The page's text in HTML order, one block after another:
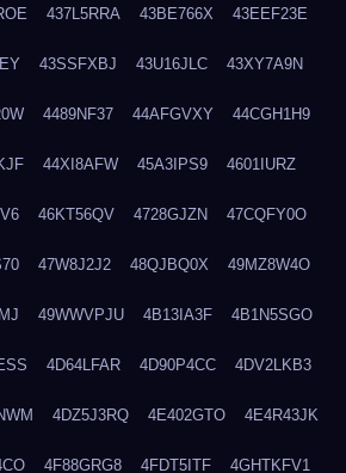
437L5RRA 43BE766X 43EEF23E
43SSFXBJ 43U16JLC 43XY7A9N
4489NF37 44AFGVXY 44CGH1H9
44XI8AFW 45A3IPS9 4601IURZ
46KT56QV 4728GJZN 47CQFY0O
47W8J2J2 48QJBQ0X 49MZ8W4O
49WWVPJU 4B13IA3F 4B1N5SGO
4D64LFAR 4D90P4CC 4DV2LKB3
4DZ5J3RQ 4E402GTO 4E4R43JK
4F88GRG8 4FDT5ITF 4GHTKFV1